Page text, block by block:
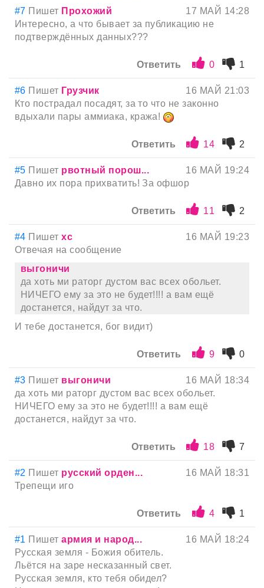
#7 Пишет Прохожий
17 МАЙ 14:28
Интересно, а что бывает за публикацию не
подтверждённых данных???
Ответить 0 1
#6 Пишет Грузчик
16 МАЙ 21:03
Кто пострадал посадят, за то что не законно
вдыхали пары аммиака, кража!
Ответить 14 2
#5 Пишет рвотный порош...
16 МАЙ 19:24
Давно их пора прихватить! За офшор
Ответить 11 2
#4 Пишетхс
16 МАЙ 19:23
Отвечая на сообщение
выгоничи
да хоть ми раторг дустом вас всех обольет.
НИЧЕГО ему за это не будет!!!! а вам ещё
достанется, найдут за что.
И тебе достанется, бог видит)
Ответить 9 0
#3 Пишет выгоничи
16 МАЙ 18:34
да хоть ми раторг дустом вас всех обольет.
НИЧЕГО ему за это не будет!!!! а вам ещё
достанется, найдут за что.
Ответить 18 7
#2 Пишет русский орден...
16 МАЙ 18:31
Трепещи иго
Ответить 4 1
#1 Пишетармия и народ...
16 МАЙ 18:24
Русская земля - Божия обитель.
Льётся на заре несказанный свет.
Русская земля, кто тебя обидел?